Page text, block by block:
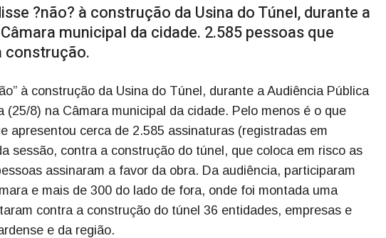
?não? à construção da Usina do Túnel, durante a
municipal da cidade. 2.585 pessoas que
construção.
à construção da Usina do Túnel, durante a Audiência Pública
8) na Câmara municipal da cidade. Pelo menos é o que
apresentou cerca de 2.585 assinaturas (registradas em
sessão, contra a construção do túnel, que coloca em risco as
assinaram a favor da obra. Da audiência, participaram
e mais de 300 do lado de fora, onde foi montada uma
contra a construção do túnel 36 entidades, empresas e
e da região.